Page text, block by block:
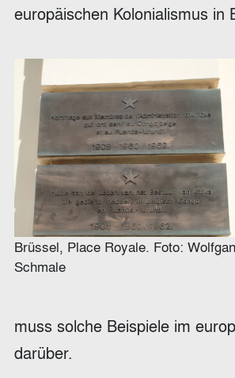
europäischen Kolonialismus
Brüssel, Place Royale. Foto:
Schmale
muss solche Beispiele im
darüber.